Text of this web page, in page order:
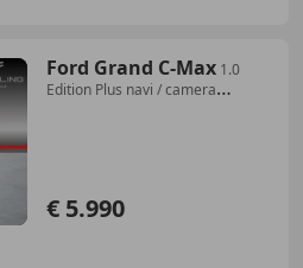
Ford Grand C-Max 1.0
Edition Plus navi / camera
€ 5.990